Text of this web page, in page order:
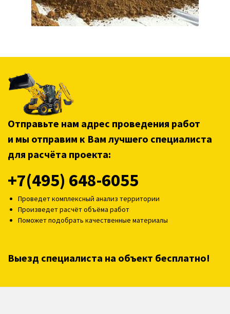
Отправьте нам адрес проведения работ
и мы отправим к Вам лучшего специалиста
для расчёта проекта:
+7(495) 648-6055
Проведет комплексный анализ территории
Произведет расчёт объёма работ
Поможет подобрать качественные материалы
Выезд специалиста на объект бесплатно!